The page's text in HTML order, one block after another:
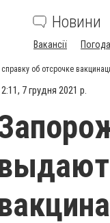
Новини
Вакансії Погода
об отсрочке
7 грудня 2021 р.